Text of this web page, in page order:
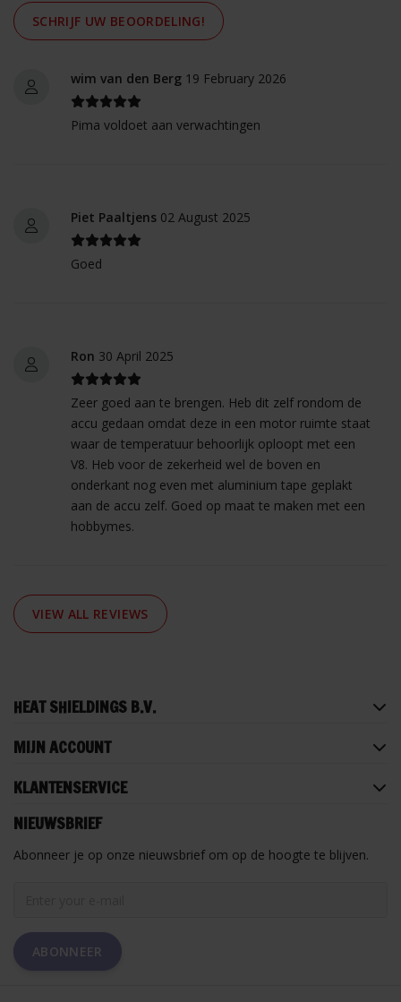
SCHRIJF UW BEOORDELING!
wim van den Berg 19 February 2026
Pima voldoet aan verwachtingen
Piet Paaltjens 02 August 2025
Goed
Ron 30 April 2025
Zeer goed aan te brengen. Heb dit zelf rondom de
accu gedaan omdat deze in een motor ruimte staat
waar de temperatuur behoorlijk oploopt met een
V8. Heb voor de zekerheid wel de boven en
onderkant nog even met aluminium tape geplakt
aan de accu zelf. Goed op maat te maken met een
hobbymes.
VIEW ALL REVIEWS
HEAT SHIELDINGS B.V.
MIJN ACCOUNT
KLANTENSERVICE
NIEUWSBRIEF
Abonneer je op onze nieuwsbrief om op de hoogte te blijven.
ABONNEER